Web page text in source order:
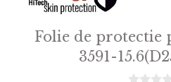
Folie de protectie
3591-